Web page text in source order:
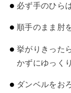
必ず手のひら
順手のまま肘
挙がりきった
かずにゆっく
ダンベルをお